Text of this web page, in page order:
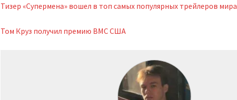
Тизер «Супермена» вошел в топ самых популярных трейлеров мира
Том Круз получил премию ВМС США